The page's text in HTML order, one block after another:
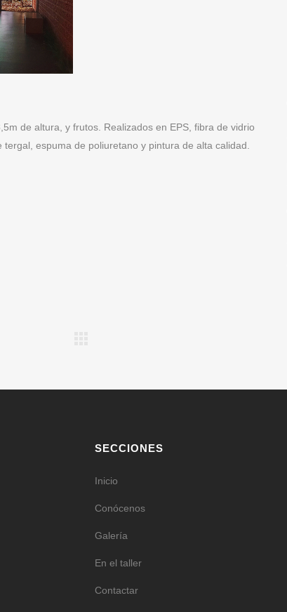
de altura, y frutos. Realizados en EPS, fibra de vidrio
espuma de poliuretano y pintura de alta calidad.
SECCIONES
Inicio
Conócenos
Galería
En el taller
Contactar